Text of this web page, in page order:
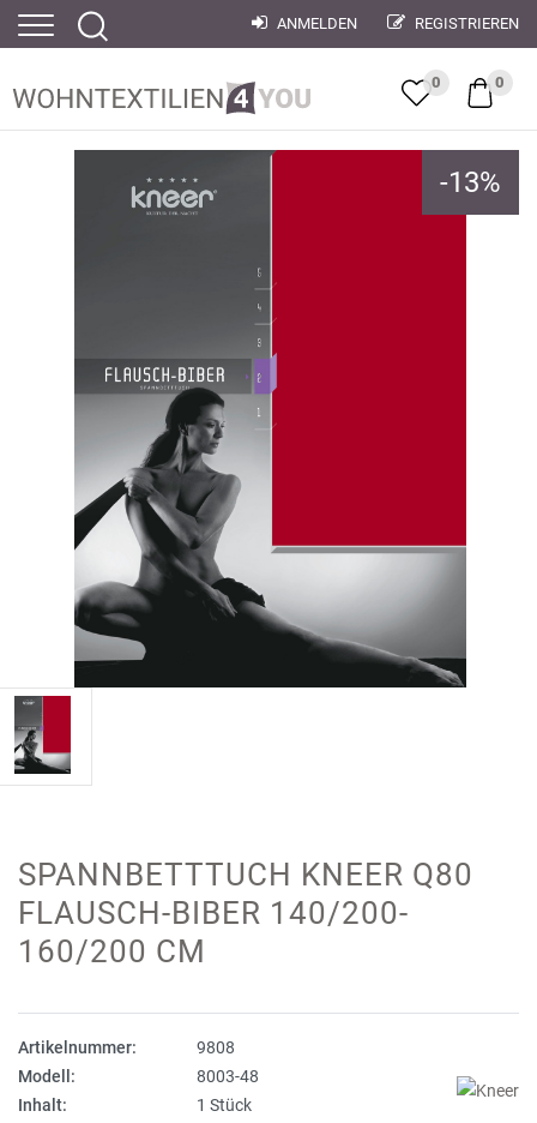
ANMELDEN REGISTRIEREN
0 0
-13%
SPANNBETTTUCH KNEER Q80
FLAUSCH-BIBER 140/200-
160/200 CM
Artikelnummer:
9808
Modell:
8003-48
Inhalt:
1 Stück